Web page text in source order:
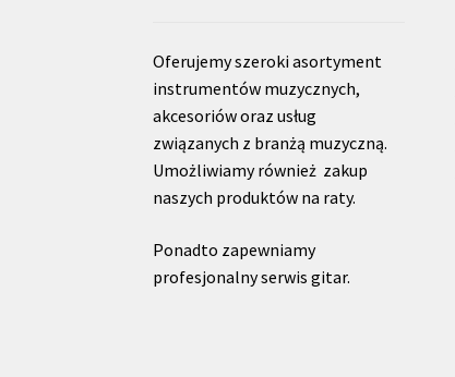
Oferujemy szeroki asortyment
instrumentów muzycznych,
akcesoriów oraz usług
związanych z branżą muzyczną.
Umożliwiamy również zakup
naszych produktów na raty.
Ponadto zapewniamy
profesjonalny serwis gitar.